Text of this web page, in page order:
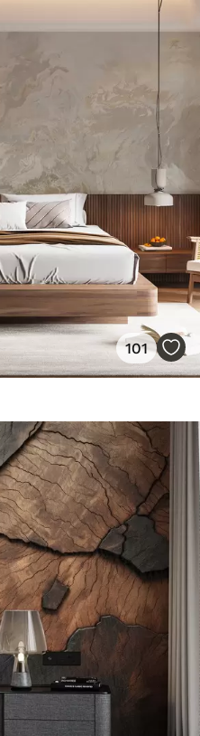
101